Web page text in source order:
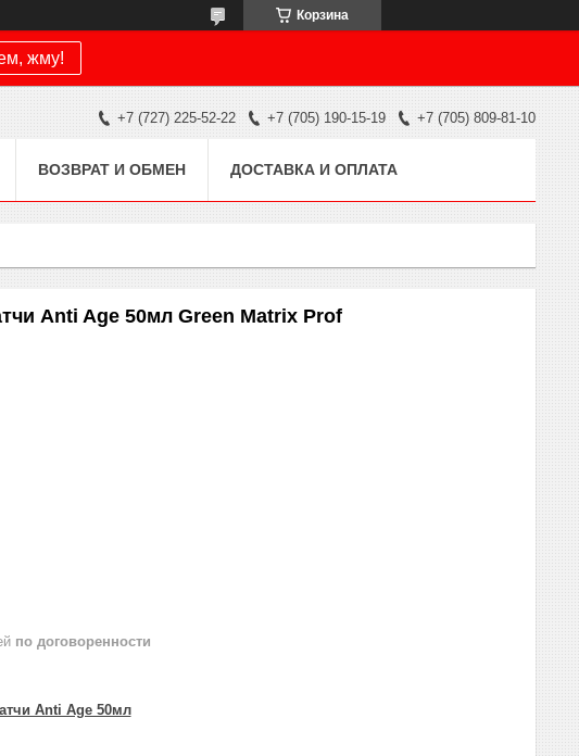
Корзина
жму!
+7 (727) 225-52-22 +7 (705) 190-15-19 +7 (705) 809-81-10
ВОЗВРАТ И ОБМЕН ДОСТАВКА И ОПЛАТА
Anti Age 50мл Green Matrix Prof
по договоренности
Anti Age 50мл